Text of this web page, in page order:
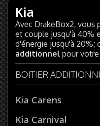
Kia
Avec DrakeBox2, vous
et couple jusqu'à 40%
d'énergie jusqu'à 20%;
additionnel pour votre
BOITIER
Kia Carens
Kia Carnival